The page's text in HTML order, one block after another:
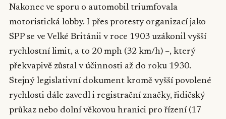
Nakonec ve sporu o automobil triumfovala
motoristická lobby. I přes protesty organizací jako
SPP se ve Velké Británii v roce 1903 uzákonil vyšší
rychlostní limit, a to 20 mph (32 km/h) –, který
překvapivě zůstal v účinnosti až do roku 1930.
Stejný legislativní dokument kromě vyšší povolené
rychlosti dále zavedl i registrační značky, řidičský
průkaz nebo dolní věkovou hranici pro řízení (17